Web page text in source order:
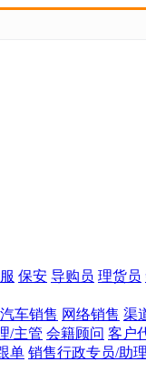
保安 导购员 理货员
汽车销售 网络销售 渠
/主管 会籍顾问 客户
单 销售行政专员/助理